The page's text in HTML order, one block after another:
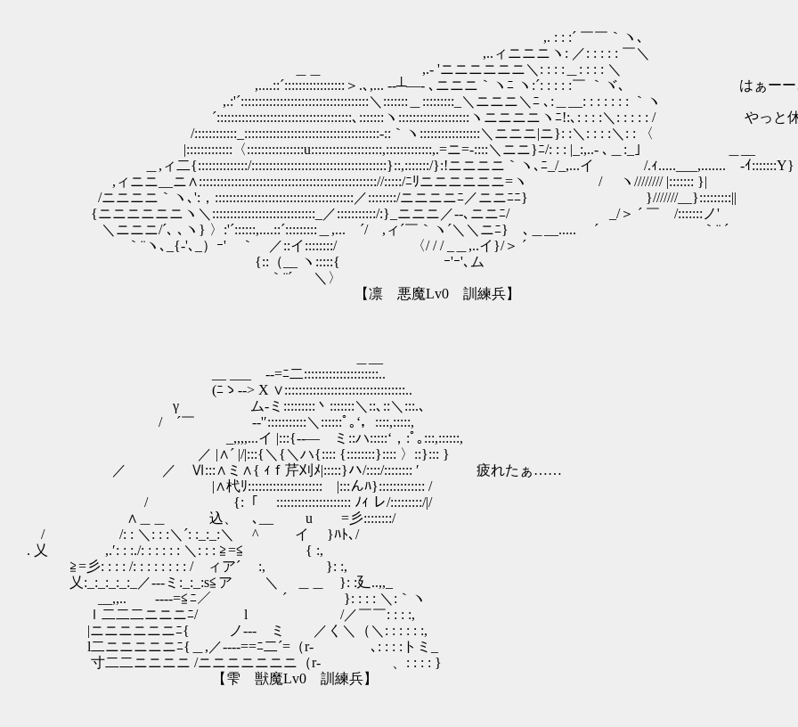
,. : : :´ ￣￣｀ヽ､
,..ィニニニヽ: ／: : : : : ￣＼
＿＿ ,.- 'ニニニニニニ＼: : : :＿: : : : ＼
,....::´:::::::::::::::::＞.､,... -‐┴―- ､ニニニ｀ヽﾆ ヽ:´: : : : :￣ ｀ヾ､ はぁー
,.:'´::::::::::::::::::::::::::::::::::::＼:::::::＿:::::::::_＼ニニニ＼ﾆ ､:＿__: : : : : : : ｀ヽ
´::::::::::::::::::::::::::::::::::::::､:::::::ヽ::::::::::::::::::::ヽニニニニヽﾆ!:､: : : :＼: : : : : / やっと休
/::::::::::::_::::::::::::::::::::::::::::::::::::::-::｀ヽ:::::::::::::::::＼ニニニ|ニ}: :＼: : : :＼: : 〈
|:::::::::::::〈::::::::::::::::u::::::::::::::::::::,:::::::::::::,.=ニ=-::::＼ニニ}ﾆ/: : : |_:,..- ､＿:_｣ ＿__
＿,ィ二{::::::::::::::/::::::::::::::::::::::::::::::::::::::}::,:::::::/}:!ニニニニ｀ヽ､ﾆ_/_,...イ /.ｨ.....___,....... -ｲ:::::::Y}
,ィニニ__ニ∧:::::::::::::::::::::::::::::::::::::::::::::::::://:::::/ﾆﾘニニニニニニ=ヽ / ヽ//////// |::::::: }|
/ニニニニ｀ヽ､':，:::::::::::::::::::::::::::::::::::::::／::::::::/ニニニニﾆ／ニニﾆﾆ} }///////__}:::::::::||
{ニニニニニニヽ＼:::::::::::::::::::::::::::::_／:::::::::::/:}_ニニニ／--､ニニﾆ/ _/＞ ´ ￣ /:::::::ノ'
＼ニニニ/´､ ､ヽ} 〉:'´::::::,....::´:::::::::＿,... ´/ ,ィ´￣｀ヽ´＼＼ニﾆ}ゝ､＿__..... ´ ｀¨ ´
｀¨ヽ､_{-'､_）ｰ' ｀ゝ／::イ::::::::/ 〈/ / / _＿,..イ}/＞ ´
{::（__ ヽ:::::{ ｰ'ｰ'､ム
｀¨´ ＼〉
【凛 悪魔Lv0 訓練兵】
__ ___ -‐=ﾆ二:::::::::::::::::::::..
(ﾆゝ--> X ∨::::::::::::::::::::::::::::::::::..
γ ゝム-ミ:::::::::丶:::::::＼::､::＼:::.､
/ ´￣ -‐'′:::::::::::＼::::::ﾟ｡‘，::::,:::::,
_,,,,...イ |:::{-‐― ミ::ハ:::::‘，:ﾟ｡:::,::::::,
／ |∧´ |/|:::{＼{＼ハ{:::: {::::::::}:::: 〉::}::: }
／ ／ Ⅵ:::∧ミ∧{ ｨｆ芹刈ﾒ|:::::}ハ/::::/:::::::: ′ 疲れたぁ……
|∧杙ﾘ::::::::::::::::::::: |:::んﾊ}::::::::::::: /
/ {:「 ::::::::::::::::::::: ﾉｨ レ/:::::::::/|/
∧＿＿ 込、 ､__ u =彡::::::::/
/ /: : ＼: : :＼´: :_:_:＼ ゝ^ イ }ﾊﾄ､/
. 乂 ,.′: : :./: : : : : : ＼: : : ≧=≦ { :,
≧=彡: : : : /: : : : : : : : / ィア´ :, }: :,
乂:_:_:_:_:_／---ミ:_:_:s≦ア ＼ ＿＿ }: :廴..,,_
__,,.. --‐‐=≦ﾆ／ ´ }: : : : ＼:｀ヽ
ｌ二二二ニニニﾆ/ l /／￣￣: : : :,
|ニニニニニニﾆ{ ノ-‐‐ ミ ／く＼（＼: : : : : :,
l二ニニニニニﾆ{＿,／--‐‐==ﾆ二´=（r‐ ､: : : :トミ_
寸二二ニニニニ /ニニニニニニニ（r‐ 、: : : : }
【雫 獣魔Lv0 訓練兵】